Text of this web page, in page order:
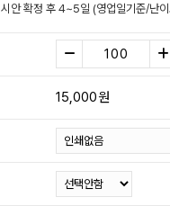
안 확정 후 4~5일 (영업일기준/난
15,000원